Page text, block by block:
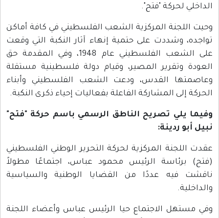
الداخلي لحركة "فتح".
وحيت اللجنة المركزية الشعب الفلسطيني في كافة أماكن
تواجده، وشددت على حتمية إنهاء آثار النكبة التي وقعت
على الشعب الفلسطيني عام 1948، وفي المقدمة حق
العودة وتقرير المصير، وقيام دولة فلسطينية مستقلة
وعاصمتها القدس، ودعت الشعب الفلسطيني وأبناء
الحركة إلى المشاركة الفاعلة بفعاليات إحياء ذكرى النكبة.
وفيما يلي تصريح الناطق الرسمي باسم حركة "فتح"
نبيل أبو ردينة:
عقدت اللجنة المركزية لحركة التحرير الوطني الفلسطيني
(فتح) برئاسة الرئيس محمود عباس، اجتماعًا مطولاً
ناقشت فيه عددًا من القضايا الوطنية والسياسية
والداخلية.
وفي مستهل الاجتماع حيا الرئيس عباس وأعضاء اللجنة